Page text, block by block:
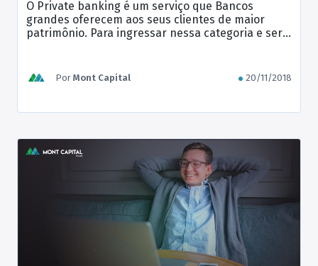
O Private banking é um serviço que Bancos
grandes oferecem aos seus clientes de maior
patrimônio. Para ingressar nessa categoria e ser
podendo haver variações para cada banco ou
Por Mont Capital 20/11/2018